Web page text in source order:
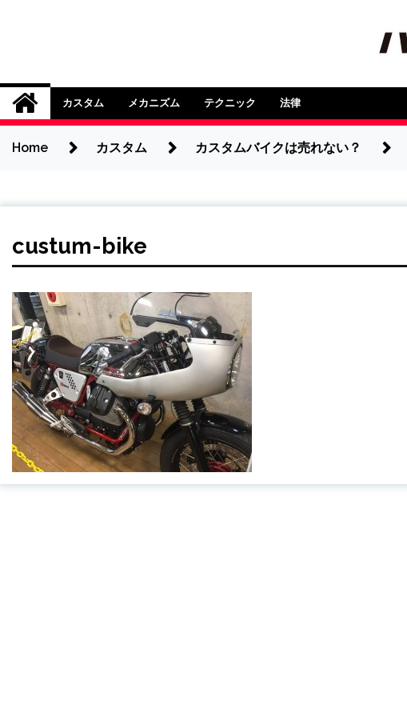
バイクのことば辞典
バイク用語についてわかりやすく詳しく紹
カスタム メカニズム テクニック 法律
Home カスタム カスタムバイクは売れない？
custum-bike